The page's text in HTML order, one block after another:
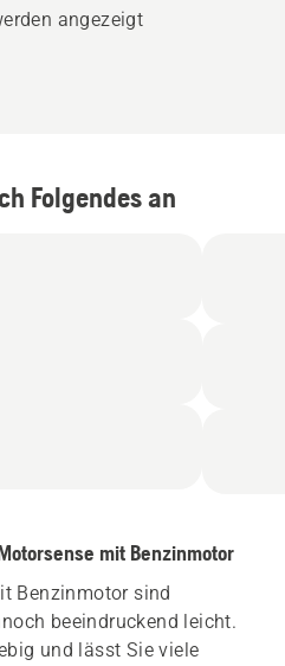
angezeigt
Folgendes an
mit Benzinmotor
Benzinmotor sind
beeindruckend leicht.
und lässt Sie viele